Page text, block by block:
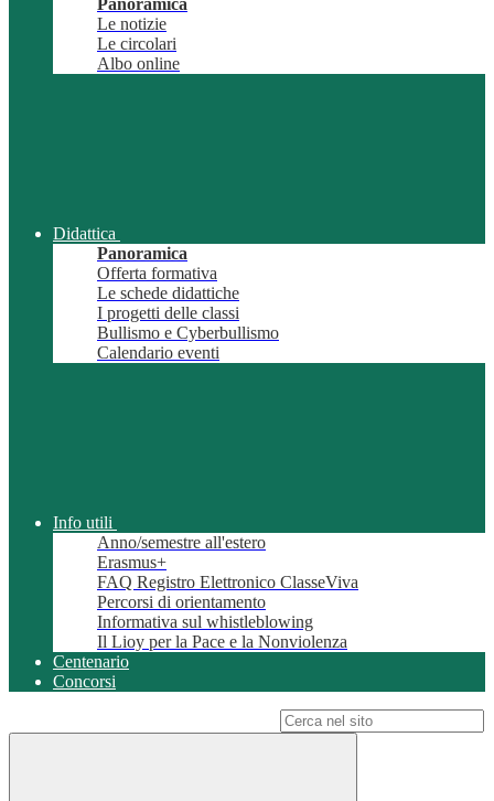
Panoramica
Le notizie
Le circolari
Albo online
Didattica
Panoramica
Offerta formativa
Le schede didattiche
I progetti delle classi
Bullismo e Cyberbullismo
Calendario eventi
Info utili
Anno/semestre all'estero
Erasmus+
FAQ Registro Elettronico ClasseViva
Percorsi di orientamento
Informativa sul whistleblowing
Il Lioy per la Pace e la Nonviolenza
Centenario
Concorsi